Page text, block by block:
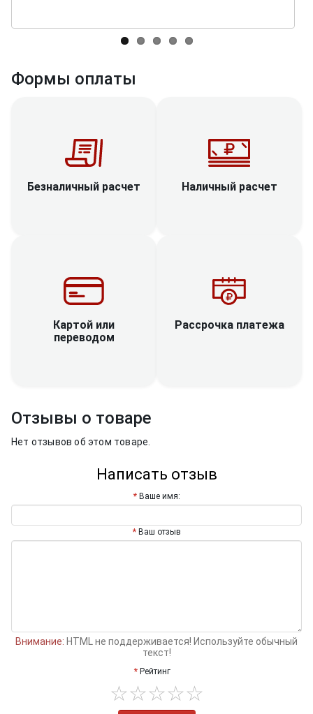
Формы оплаты
Безналичный расчет Наличный расчет
Картой или
переводом
Рассрочка платежа
Отзывы о товаре
Нет отзывов об этом товаре.
Написать отзыв
Ваше имя:
Ваш отзыв
Внимание: HTML не поддерживается! Используйте обычный
текст!
Рейтинг